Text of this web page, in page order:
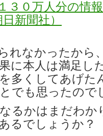
３０万人分の
新聞社）
れなかったから
に本人は満足し
多くしてあげた
でも思ったので
るかはまだわか
るでしょうか？